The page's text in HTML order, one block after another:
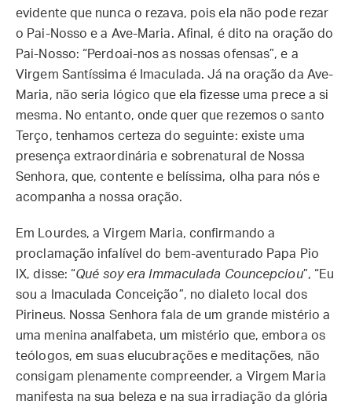
evidente que nunca o rezava, pois ela não pode rezar
o Pai-Nosso e a Ave-Maria. Afinal, é dito na oração do
Pai-Nosso: “Perdoai-nos as nossas ofensas”, e a
Virgem Santíssima é Imaculada. Já na oração da Ave-
Maria, não seria lógico que ela fizesse uma prece a si
mesma. No entanto, onde quer que rezemos o santo
Terço, tenhamos certeza do seguinte: existe uma
presença extraordinária e sobrenatural de Nossa
Senhora, que, contente e belíssima, olha para nós e
acompanha a nossa oração.
Em Lourdes, a Virgem Maria, confirmando a
proclamação infalível do bem-aventurado Papa Pio
IX, disse: “Qué soy era Immaculada Councepciou”, “Eu
sou a Imaculada Conceição”, no dialeto local dos
Pirineus. Nossa Senhora fala de um grande mistério a
uma menina analfabeta, um mistério que, embora os
teólogos, em suas elucubrações e meditações, não
consigam plenamente compreender, a Virgem Maria
manifesta na sua beleza e na sua irradiação da glória